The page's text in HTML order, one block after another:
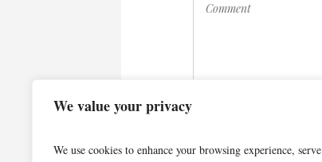
We value your privacy
We use cookies to enhance your browsing experience, serve